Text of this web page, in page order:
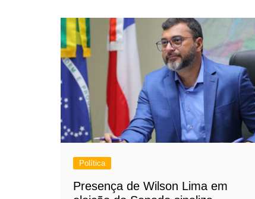
Política
Presença de Wilson Lima em